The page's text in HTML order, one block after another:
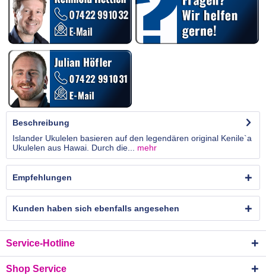
Beschreibung
Islander Ukulelen basieren auf den legendären original Kenile`a
Ukulelen aus Hawai. Durch die... mehr
Empfehlungen
Kunden haben sich ebenfalls angesehen
Service-Hotline
Shop Service